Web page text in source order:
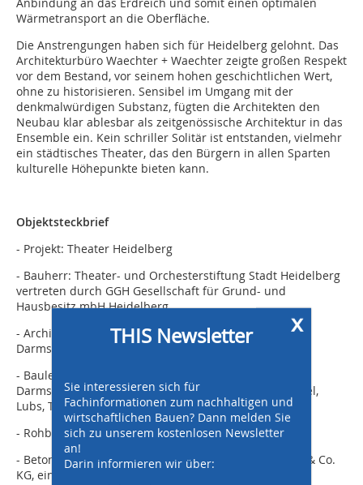
Anbindung an das Erdreich und somit einen optimalen
Wärmetransport an die Oberfläche.
Die Anstrengungen haben sich für Heidelberg gelohnt. Das
Architekturbüro Waechter + Waechter zeigte großen Respekt
vor dem Bestand, vor seinem hohen geschichtlichen Wert,
ohne zu historisieren. Sensibel im Umgang mit der
denkmalwürdigen Substanz, fügten die Architekten den
Neubau klar ablesbar als zeitgenössische Architektur in das
Ensemble ein. Kein schriller Solitär ist entstanden, vielmehr
ein städtisches Theater, das den Bürgern in allen Sparten
kulturelle Höhepunkte bieten kann.
Objektsteckbrief
- Projekt: Theater Heidelberg
- Bauherr: Theater- und Orchesterstiftung Stadt Heidelberg
vertreten durch GGH Gesellschaft für Grund- und
Hausbesitz mbH Heidelberg
- Architekten: waechter + waechter architekten bda,
Darmstadt
- Bauleitung: waechter + waechter architekten bda,
Darmstadt, ap88 Architektenpartnerschaft Bellm, Löffel,
Lubs, Trager, Heidelberg
- Rohbau: Riedel Bau GmbH & Co. KG, Schweinfurt
- Betonlieferant: TBG Transportbeton Kurpfalz GmbH & Co.
KG, eine Beteiligung der Heidelberger Beton GmbH,
x
THIS Newsletter
Sie interessieren sich für
Fachinformationen zum nachhaltigen und
wirtschaftlichen Bauen? Dann melden Sie
sich zu unserem kostenlosen Newsletter
an!
Darin informieren wir über: